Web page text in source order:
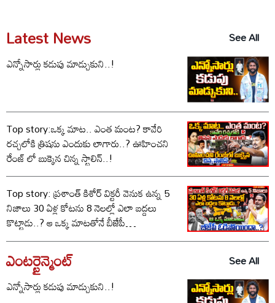
Latest News
See All
ఎన్నోసార్లు కడుపు మాడ్చుకుని..!
Top story:ఒక్క మాట.. ఎంత మంట? కావేరి
రచ్చలోకి త్రిషను ఎందుకు లాగారు..? ఊహించని
రేంజ్ లో బుక్కైన చిన్న స్టాలిన్..!
Top story: ప్రశాంత్ కిశోర్ విక్టరీ వెనుక ఉన్న 5
నిజాలు 30 ఏళ్ల కోటను 8 నెలల్లో ఎలా బద్దలు
కొట్టాడు..? ఆ ఒక్క మాటతోనే బీజేపీ
ఓడిపోయిందా..?
ఎంటర్టైన్మెంట్
See All
ఎన్నోసార్లు కడుపు మాడ్చుకుని..!